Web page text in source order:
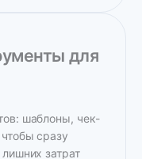
для
шаблоны, чек-
сразу
затрат